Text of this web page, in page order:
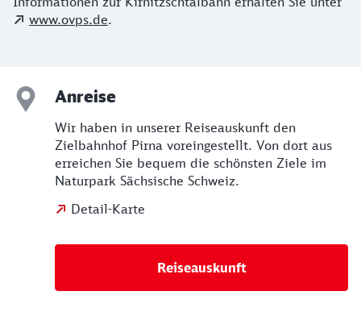
www.ovps.de.
Anreise
Wir haben in unserer Reiseauskunft den
Zielbahnhof Pirna voreingestellt. Von dort aus
erreichen Sie bequem die schönsten Ziele im
Naturpark Sächsische Schweiz.
Detail-Karte
Reiseauskunft